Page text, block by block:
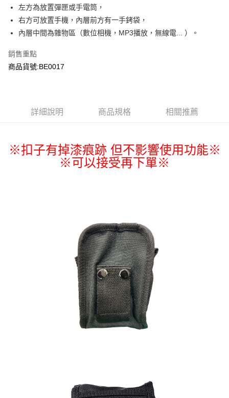
台新國際商業銀行
台灣樂天信用卡公司
AFTEE先享後付
相關說明
【關於「AFTEE先享後付」】
便利好安心！
１．簡單：不需註冊會員、不需綁卡、不需儲值。
２．便利：只要手機號碼，簡訊認證，即可結帳。
結帳頁面，進行簡訊認證並確認金額後，即可完成結帳。
ATM／網路銀行／等多元方式進行付款，方視為交易完成。
※ 請注意：結帳手續完成當下不需立刻繳費，但若您需要取消訂單，請聯絡
購買商品的店家。未經商家同意取消之訂單仍視為有效，需透過AFTEE先享
１．透過由恩沛科技股份有限公司提供之「AFTEE先享後付」服務完成之交
易，需依本服務之必要範圍內提供個人資料，並將交易相關給付款項請求債
權轉讓予恩沛科技股份有限公司。
２．關於個人資料處理事宜，請瀏覽以下網址：
https://aftee.tw/terms/#terms3
３．未成年的使用者請事先徵得法定代理人或監護人之同意方可使用
「AFTEE先享後付」，若未經同意申辦者引起之損失，本公司不負相關責
４．使用「AFTEE先享後付」時，將依據個別帳號之用戶狀況，依本公司即
時審查核予不同之上限額度；若仍有額度不足之情形，本公司將視審查結果
請求用戶進行身份認證。
５．嚴禁一人註冊多個帳號或使用他人資訊註冊。若發現惡意使用之情形，
貨到付款
每筆NT$60，滿NT$2,000(含以上)免運費
每筆NT$60，滿NT$2,000(含以上)免運費
7-11取貨(快速到店)
每筆NT$150，滿NT$2,000(含以上)免運費
每筆NT$200，滿NT$2,000(含以上)免運費
左方為放置彈匣或手電筒，
右方可放置手機，內層前方有一手銬袋，
內層中間為雜物區（數位相機，MP3播放，無線電... ）。
銷售重點
商品貨號:BE0017
詳細說明 商品規格 相關推薦
※扣子有掉漆痕跡 但不影響使用功能※
※可以接受再下單※